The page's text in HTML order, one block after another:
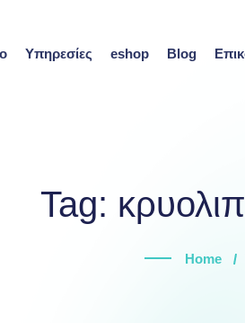
Υπηρεσίες eshop Blog
Tag:
Home